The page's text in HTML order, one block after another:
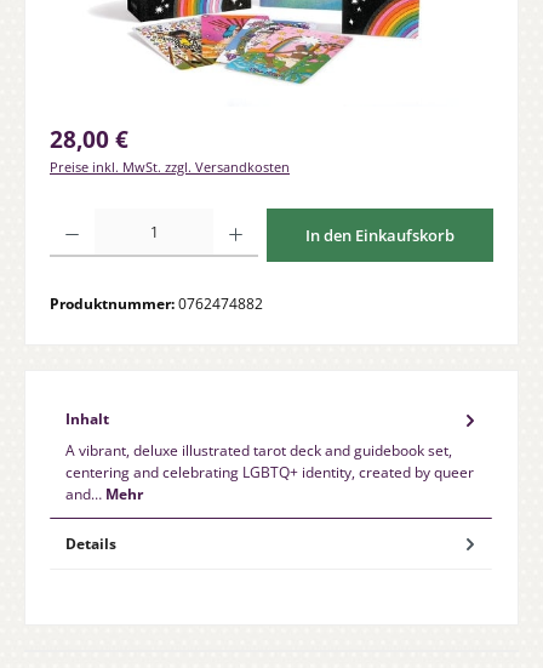
Regulärer Preis:
28,00 €
Preise inkl. MwSt. zzgl. Versandkosten
In den Einkaufskorb
Produktnummer:0762474882
Inhalt
A vibrant, deluxe illustrated tarot deck and guidebook set,
centering and celebrating LGBTQ+ identity, created by queer
and… Mehr
Details